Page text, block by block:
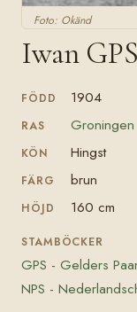
Foto: Okänd
Iwan
FÖDD 1904
RAS Groningen
KÖN Hingst
FÄRG brun
HÖJD 160 cm
STAMBÖCKER
GPS - Gelders
NPS -